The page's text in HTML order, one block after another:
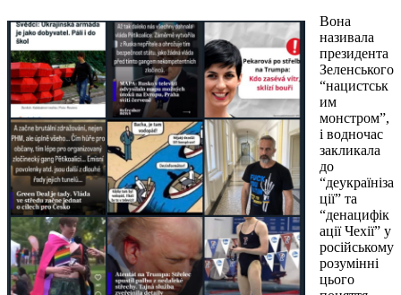
Вона
називала
президента
Зеленського
“нацистськ
им
монстром”,
і водночас
закликала
до
“деукраїніза
ції” та
“денацифік
ації Чехії” у
російському
розумінні
цього